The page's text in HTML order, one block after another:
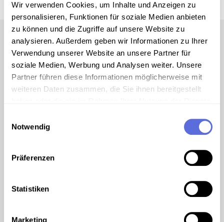
Wir verwenden Cookies, um Inhalte und Anzeigen zu
personalisieren, Funktionen für soziale Medien anbieten
zu können und die Zugriffe auf unsere Website zu
analysieren. Außerdem geben wir Informationen zu Ihrer
Verwendung unserer Website an unsere Partner für
soziale Medien, Werbung und Analysen weiter. Unsere
Partner führen diese Informationen möglicherweise mit
weiteren Daten zusammen, die Sie ihnen bereitgestellt
Notwendig
Präferenzen
Statistiken
Marketing
Kurt Schuschnigg, der Nachfolger von Dollfuß,
konnte keine Einigkeit innerhalb Österreichs
herstellen. Viele Sozialisten gingen noch eher ins
gemeinsame Sache zu machen. Als Italien ab 1936
Eroberung von Äthiopien, international in Isolation
geriet, waren die Tage des Kruckenkreuzes in
beste Freunde und der Duce hatte keine Bedenken
mehr, als Hitler im Frühjahr 1938 den Druck auf die
Schuschnigg wich schließlich den immer massiveren